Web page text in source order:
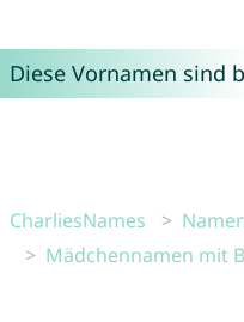
Diese Vornamen sind
CharliesNames
Mädchennamen mit B